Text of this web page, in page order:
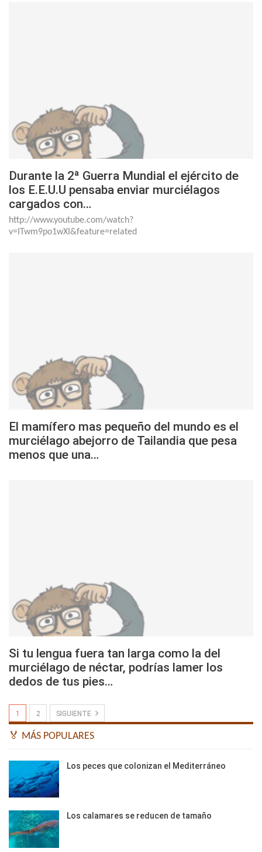
Durante la 2ª Guerra Mundial el ejército de
los E.E.U.U pensaba enviar murciélagos
cargados con…
http://www.youtube.com/watch?
v=ITwm9po1wXI&feature=related
El mamífero mas pequeño del mundo es el
murciélago abejorro de Tailandia que pesa
menos que una…
Si tu lengua fuera tan larga como la del
murciélago de néctar, podrías lamer los
dedos de tus pies…
1 2 SIGUIENTE
🏅 MÁS POPULARES
Los peces que colonizan el Mediterráneo
Los calamares se reducen de tamaño